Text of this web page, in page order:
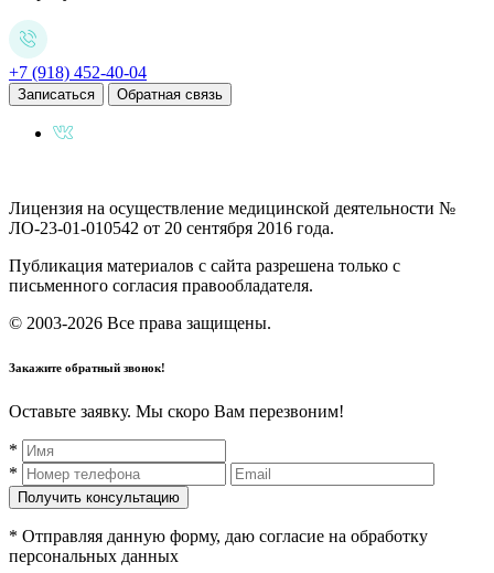
+7 (918) 452-40-04
Записаться Обратная связь
Лицензия на осуществление медицинской деятельности №
ЛО-23-01-010542 от 20 сентября 2016 года.
Публикация материалов с сайта разрешена только с
письменного согласия правообладателя.
© 2003-2026 Все права защищены.
Закажите обратный звонок!
Оставьте заявку. Мы скоро Вам перезвоним!
*
*
* Отправляя данную форму, даю согласие на обработку
персональных данных